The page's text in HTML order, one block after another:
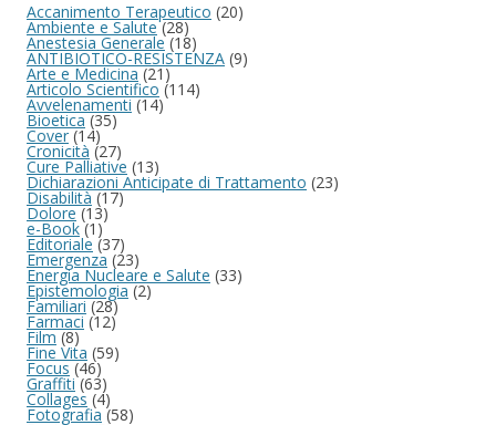
Accanimento Terapeutico (20)
Ambiente e Salute(28)
Anestesia Generale(18)
ANTIBIOTICO-RESISTENZA (9)
Arte e Medicina(21)
Articolo Scientifico (114)
Avvelenamenti(14)
Bioetica(35)
Cover(14)
Cronicità (27)
Cure Palliative (13)
Dichiarazioni Anticipate di Trattamento (23)
Disabilità(17)
Dolore(13)
e-Book(1)
Editoriale (37)
Emergenza (23)
Energia Nucleare e Salute (33)
Epistemologia(2)
Familiari(28)
Farmaci(12)
Film(8)
Fine Vita (59)
Focus(46)
Graffiti(63)
Collages (4)
Fotografia (58)